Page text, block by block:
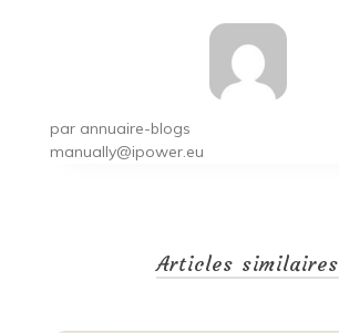
par annuaire-blogs
manually@ipower.eu
Articles similaires